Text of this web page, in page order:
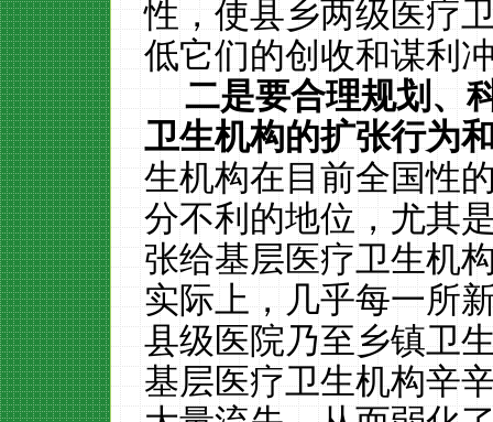
性，使县乡两级医疗
低它们的创收和谋利
二是要合理规划、
卫生机构的扩张行为
生机构在目前全国性
分不利的地位，尤其
张给基层医疗卫生机
实际上，几乎每一所
县级医院乃至乡镇卫
基层医疗卫生机构辛